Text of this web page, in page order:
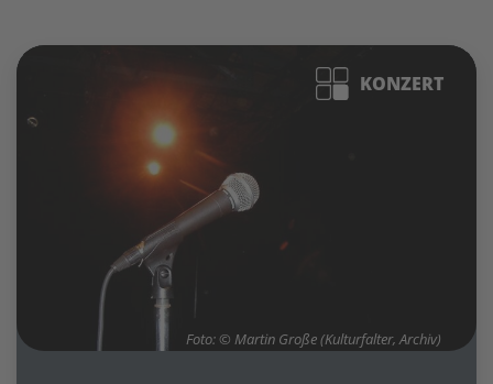
KONZERT
Foto: © Martin Große (Kulturfalter, Archiv)